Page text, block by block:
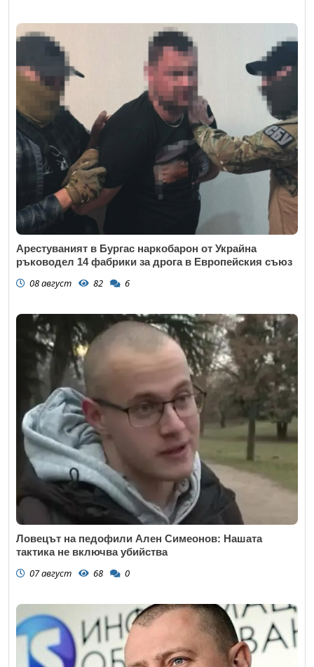
Арестуваният в Бургас наркобарон от Украйна
ръководел 14 фабрики за дрога в Европейския съюз
08 август 82 6
Ловецът на педофили Ален Симеонов: Нашата
тактика не включва убийства
07 август 68 0